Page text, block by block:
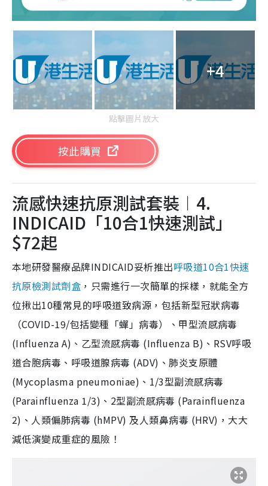
+4
點擊圖片放大
按此購買
流感快速抗原測試套裝︱4.
INDICAID「10合1快速測試」
$72起
本地研發醫療品牌INDICAID妥析推出呼吸道10合1快速
抗原檢測試劑盒 ，只需進行一次簡單的採樣，就能全方
位揪出10種常見的呼吸道致病源，包括新型冠狀病毒
（COVID-19/包括變種「蟬」病毒）、甲型流感病毒
(Influenza A)、乙型流感病毒 (Influenza B)、RSV呼吸
道合胞病毒、呼吸道腺病毒 (ADV)、肺炎支原體
(Mycoplasma pneumoniae)、1/3型副流感病毒
(Parainfluenza 1/3)、2型副流感病毒 (Parainfluenza
2)、人類偏肺病毒 (hMPV) 及人類鼻病毒 (HRV)，大大
減低演變成重症的風險！